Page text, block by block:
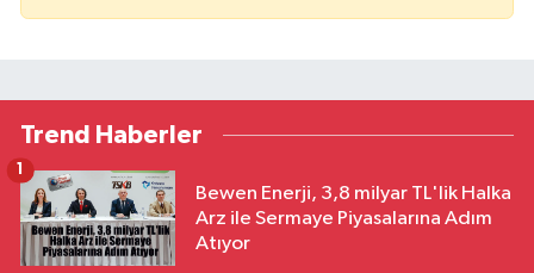
Trend Haberler
Bewen Enerji, 3,8 milyar TL'lik Halka
Arz ile Sermaye Piyasalarına Adım
Atıyor
1